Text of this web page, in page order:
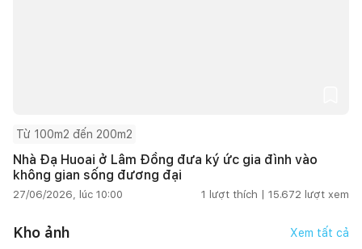
Từ 100m2 đến 200m2
Nhà Đạ Huoai ở Lâm Đồng đưa ký ức gia đình vào
không gian sống đương đại
27/06/2026, lúc 10:00 1 lượt thích | 15.672 lượt xem
Kho ảnh Xem tất cả